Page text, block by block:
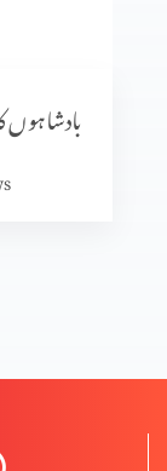
میرا معجزہ
طرز